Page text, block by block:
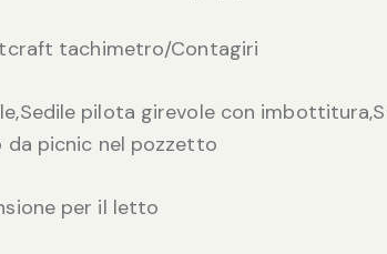
tachimetro/Contagiri
pilota girevole con
da picnic nel pozzetto
per il letto